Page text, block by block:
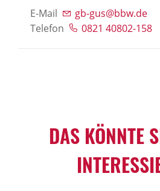
E-Mail
gb-gus@bbw.de
Telefon
0821 40802-158
DAS KÖNNTE